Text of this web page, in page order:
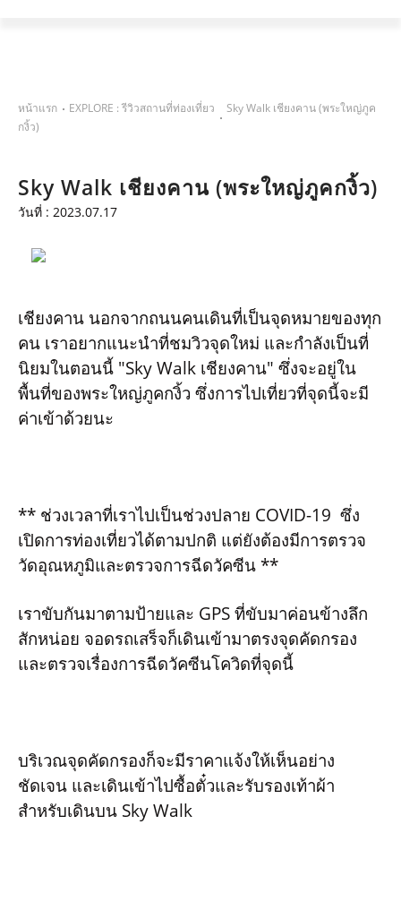
รีวิว
ติดต่อเรา
หน้าแรก EXPLORE : รีวิวสถานที่ท่องเที่ยว
Sky Walk เชียงคาน (พระใหญ่ภูค
กงิ้ว)
Sky Walk เชียงคาน (พระใหญ่ภูคกงิ้ว)
วันที่ : 2023.07.17
เชียงคาน นอกจากถนนคนเดินที่เป็นจุดหมายของทุก
คน เราอยากแนะนำที่ชมวิวจุดใหม่ และกำลังเป็นที่
นิยมในตอนนี้ "Sky Walk เชียงคาน" ซึ่งจะอยู่ใน
พื้นที่ของพระใหญ่ภูคกงิ้ว ซึ่งการไปเที่ยวที่จุดนี้จะมี
ค่าเข้าด้วยนะ
** ช่วงเวลาที่เราไปเป็นช่วงปลาย COVID-19 ซึ่ง
เปิดการท่องเที่ยวได้ตามปกติ แต่ยังต้องมีการตรวจ
วัดอุณหภูมิและตรวจการฉีดวัคซีน **
เราขับกันมาตามป้ายและ GPS ที่ขับมาค่อนข้างลึก
สักหน่อย จอดรถเสร็จก็เดินเข้ามาตรงจุดคัดกรอง
และตรวจเรื่องการฉีดวัคซีนโควิดที่จุดนี้
บริเวณจุดคัดกรองก็จะมีราคาแจ้งให้เห็นอย่าง
ชัดเจน และเดินเข้าไปซื้อตั๋วและรับรองเท้าผ้า
สำหรับเดินบน Sky Walk